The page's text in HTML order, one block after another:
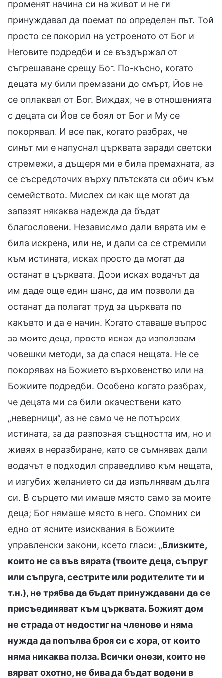
променят начина си на живот и не ги
принуждавал да поемат по определен път. Той
просто се покорил на устроеното от Бог и
Неговите подредби и се въздържал от
съгрешаване срещу Бог. По-късно, когато
децата му били премазани до смърт, Йов не
се оплаквал от Бог. Виждах, че в отношенията
с децата си Йов се боял от Бог и Му се
покорявал. И все пак, когато разбрах, че
синът ми е напуснал църквата заради светски
стремежи, а дъщеря ми е била премахната, аз
се съсредоточих върху плътската си обич към
семейството. Мислех си как ще могат да
запазят някаква надежда да бъдат
благословени. Независимо дали вярата им е
била искрена, или не, и дали са се стремили
към истината, исках просто да могат да
останат в църквата. Дори исках водачът да
им даде още един шанс, да им позволи да
останат да полагат труд за църквата по
какъвто и да е начин. Когато ставаше въпрос
за моите деца, просто исках да използвам
човешки методи, за да спася нещата. Не се
покорявах на Божието върховенство или на
Божиите подредби. Особено когато разбрах,
че децата ми са били окачествени като
„неверници“, аз не само че не потърсих
истината, за да разпозная същността им, но и
живях в неразбиране, като се съмнявах дали
водачът е подходил справедливо към нещата,
и изгубих желанието си да изпълнявам дълга
си. В сърцето ми имаше място само за моите
деца; Бог нямаше място в него. Спомних си
едно от ясните изисквания в Божиите
управленски закони, което гласи: „Близките,
които не са във вярата (твоите деца, съпруг
или съпруга, сестрите или родителите ти и
т.н.), не трябва да бъдат принуждавани да се
присъединяват към църквата. Божият дом
не страда от недостиг на членове и няма
нужда да попълва броя си с хора, от които
няма никаква полза. Всички онези, които не
вярват охотно, не бива да бъдат водени в